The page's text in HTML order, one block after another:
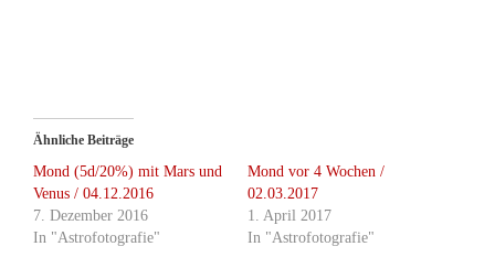
Ähnliche Beiträge
Mond (5d/20%) mit Mars und
Venus / 04.12.2016
7. Dezember 2016
In "Astrofotografie"
Mond vor 4 Wochen /
02.03.2017
1. April 2017
In "Astrofotografie"